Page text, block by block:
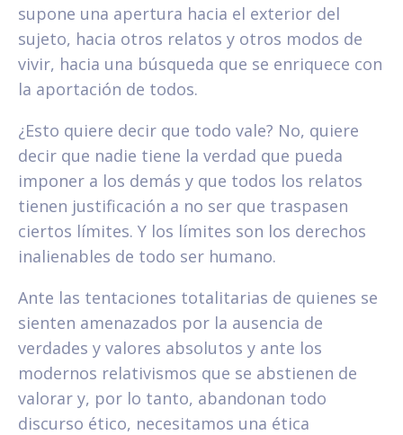
supone una apertura hacia el exterior del
sujeto, hacia otros relatos y otros modos de
vivir, hacia una búsqueda que se enriquece con
la aportación de todos.
¿Esto quiere decir que todo vale? No, quiere
decir que nadie tiene la verdad que pueda
imponer a los demás y que todos los relatos
tienen justificación a no ser que traspasen
ciertos límites. Y los límites son los derechos
inalienables de todo ser humano.
Ante las tentaciones totalitarias de quienes se
sienten amenazados por la ausencia de
verdades y valores absolutos y ante los
modernos relativismos que se abstienen de
valorar y, por lo tanto, abandonan todo
discurso ético, necesitamos una ética